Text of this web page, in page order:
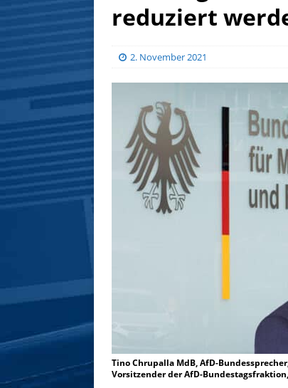
reduziert
2. November 2021
Tino Chrupalla MdB, AfD-
Vorsitzender der AfD-